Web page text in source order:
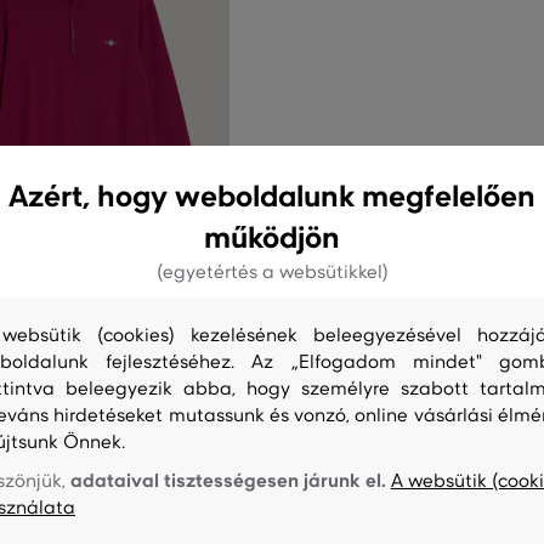
GANT CLASSIC COTTON
60 990 Ft
30 490 Ft
XXL +2 további
Azért, hogy weboldalunk megfelelően
működjön
(egyetértés a websütikkel)
(cookies) kezelésének beleegyezésével
fejlesztéséhez. Az „Elfogadom mindet"
beleegyezik abba, hogy személyre szabott
hirdetéseket mutassunk és vonzó, online vásárlási
Önnek.
adataival tisztességesen járunk el. A websütik